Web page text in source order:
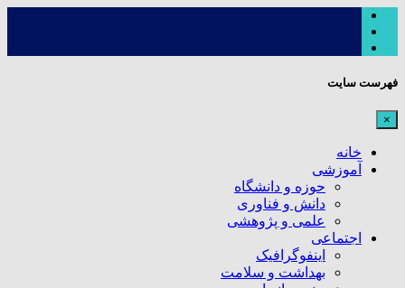
فهرست سایت
×
خانه
آموزشی
حوزه و دانشگاه
دانش و فناوری
علمی و پژوهشی
اجتماعی
اینفوگرافیک
بهداشت و سلامت